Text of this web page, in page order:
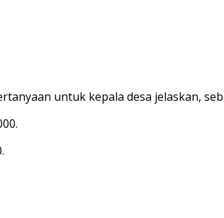
untuk kepala desa jelaskan,